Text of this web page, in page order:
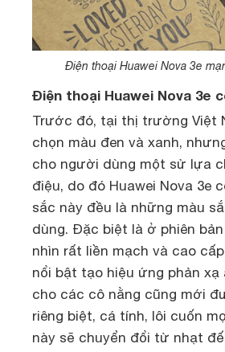
Điện thoại Huawei Nova 3e
Điện thoại Huawei Nova 3e
Trước đó, tại thị trường Việt
chọn màu đen và xanh,
cho người dùng một sử lựa
điệu, do đó Huawei Nova 3e
sắc này đều là những màu
dùng. Đặc biệt là ở phiên
nhìn rất liền mạch và cao
nổi bật tạo hiệu ứng phản
cho các cô nằng cũng mới
riêng biệt, cá tính, lôi cuốn
này sẽ chuyển đổi từ nhạt